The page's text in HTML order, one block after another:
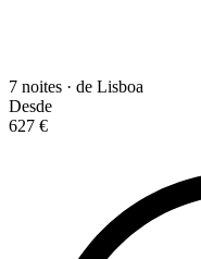
7 noites · de Lisboa
Desde
627 €